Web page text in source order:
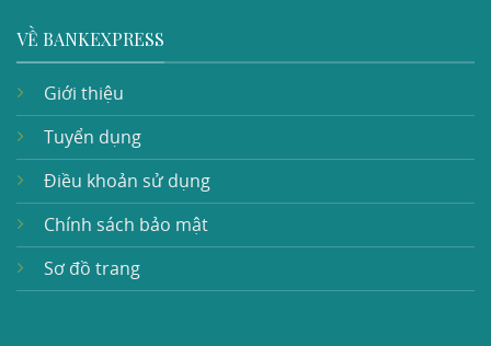
VỀ BANKEXPRESS
Giới thiệu
Tuyển dụng
Điều khoản sử dụng
Chính sách bảo mật
Sơ đồ trang